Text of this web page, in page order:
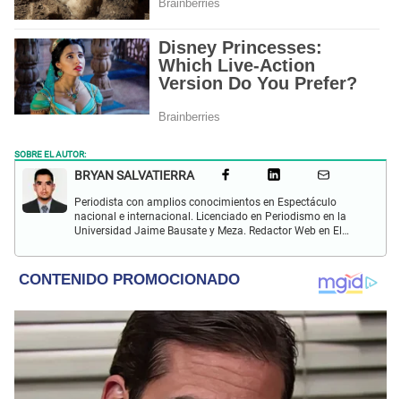
SOBRE EL AUTOR:
BRYAN SALVATIERRA
Periodista con amplios conocimientos en Espectáculo
nacional e internacional. Licenciado en Periodismo en la
Universidad Jaime Bausate y Meza. Redactor Web en El
películas, series, videojuegos y espectáculo.